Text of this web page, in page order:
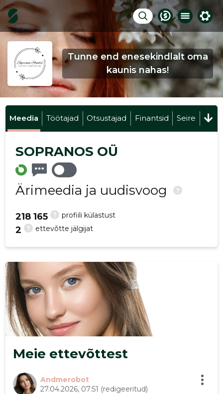
Tunne end enesekindlalt oma
kaunis nahas!
Meedia Töötajad Otsustajad Finantsid Seire
SOPRANOS OÜ
Ärimeedia ja uudisvoog ?
? profiili külastust
218 165
? ettevõtte jälgijat
2
Meie ettevõttest
Andmerobot
27.04.2026, 07:51 (redigeeritud)